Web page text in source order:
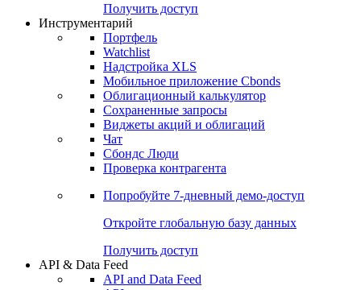
Получить доступ
Инструментарий
Портфель
Watchlist
Надстройка XLS
Мобильное приложение Cbonds
Облигационный калькулятор
Сохраненные запросы
Виджеты акций и облигаций
Чат
Сбондс Люди
Проверка контрагента
Попробуйте 7-дневный демо-доступ
Откройте глобальную базу данных
Получить доступ
API & Data Feed
API and Data Feed